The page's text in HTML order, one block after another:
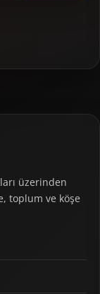
üzerinden
toplum ve köşe